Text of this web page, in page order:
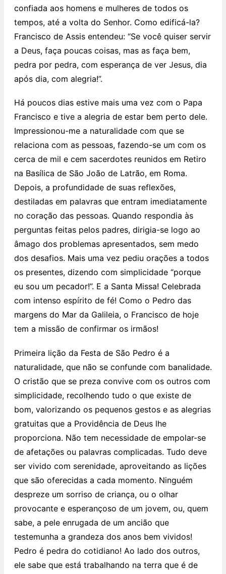
confiada aos homens e mulheres de todos os
tempos, até a volta do Senhor. Como edificá-la?
Francisco de Assis entendeu: “Se você quiser servir
a Deus, faça poucas coisas, mas as faça bem,
pedra por pedra, com esperança de ver Jesus, dia
após dia, com alegria!”.
Há poucos dias estive mais uma vez com o Papa
Francisco e tive a alegria de estar bem perto dele.
Impressionou-me a naturalidade com que se
relaciona com as pessoas, fazendo-se um com os
cerca de mil e cem sacerdotes reunidos em Retiro
na Basílica de São João de Latrão, em Roma.
Depois, a profundidade de suas reflexões,
destiladas em palavras que entram imediatamente
no coração das pessoas. Quando respondia às
perguntas feitas pelos padres, dirigia-se logo ao
âmago dos problemas apresentados, sem medo
dos desafios. Mais uma vez pediu orações a todos
os presentes, dizendo com simplicidade “porque
eu sou um pecador!”. E a Santa Missa! Celebrada
com intenso espírito de fé! Como o Pedro das
margens do Mar da Galileia, o Francisco de hoje
tem a missão de confirmar os irmãos!
Primeira lição da Festa de São Pedro é a
naturalidade, que não se confunde com banalidade.
O cristão que se preza convive com os outros com
simplicidade, recolhendo tudo o que existe de
bom, valorizando os pequenos gestos e as alegrias
gratuitas que a Providência de Deus lhe
proporciona. Não tem necessidade de empolar-se
de afetações ou palavras complicadas. Tudo deve
ser vivido com serenidade, aproveitando as lições
que são oferecidas a cada momento. Ninguém
despreze um sorriso de criança, ou o olhar
provocante e esperançoso de um jovem, ou, quem
sabe, a pele enrugada de um ancião que
testemunha a grandeza dos anos bem vividos!
Pedro é pedra do cotidiano! Ao lado dos outros,
ele sabe que está trabalhando na terra que é de